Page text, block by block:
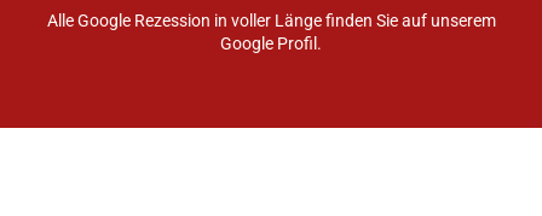
Alle Google Rezession in voller Länge finden Sie auf unserem
Google Profil.